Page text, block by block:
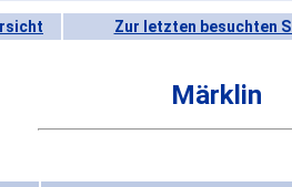
Zur letzten besuchten
Märklin